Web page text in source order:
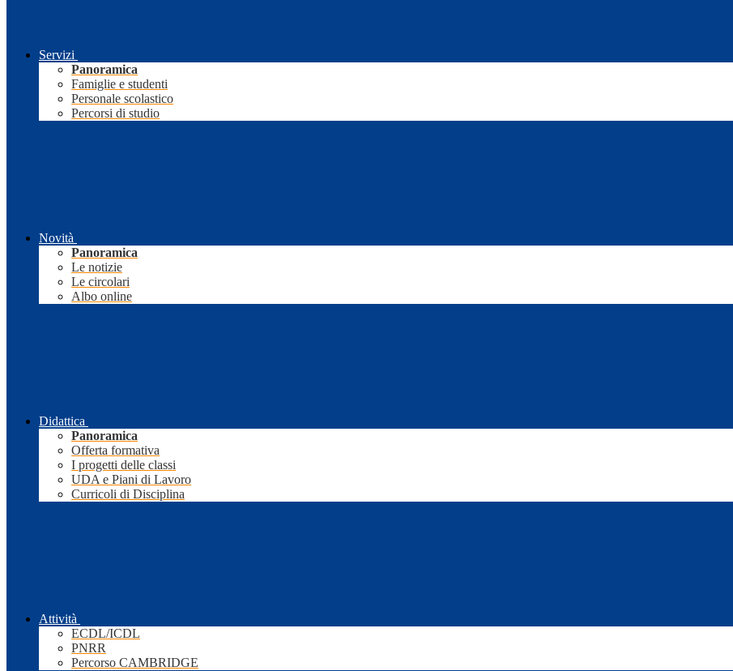
Servizi
Panoramica
Famiglie e studenti
Personale scolastico
Percorsi di studio
Novità
Panoramica
Le notizie
Le circolari
Albo online
Didattica
Panoramica
Offerta formativa
I progetti delle classi
UDA e Piani di Lavoro
Curricoli di Disciplina
Attività
ECDL/ICDL
PNRR
Percorso CAMBRIDGE